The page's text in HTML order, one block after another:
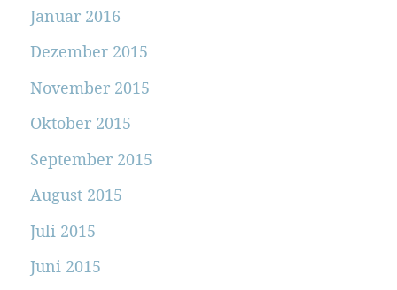
Januar 2016
Dezember 2015
November 2015
Oktober 2015
September 2015
August 2015
Juli 2015
Juni 2015